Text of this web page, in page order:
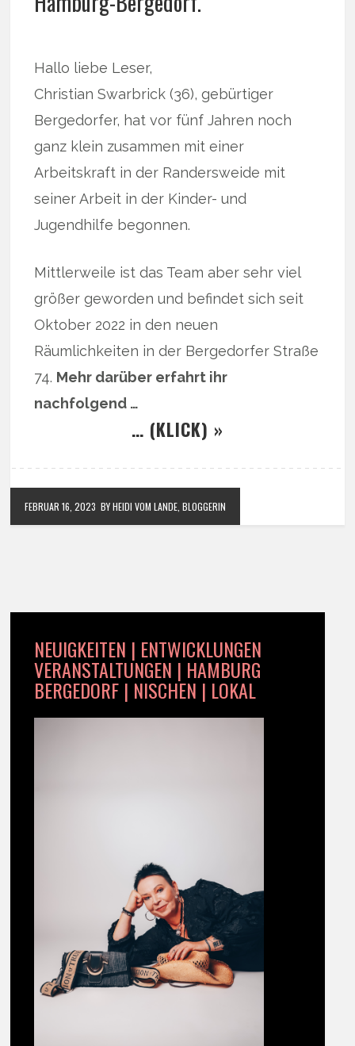
Hallo liebe Leser,
Christian Swarbrick (36), gebürtiger
Bergedorfer, hat vor fünf Jahren noch
ganz klein zusammen mit einer
Arbeitskraft in der Randersweide mit
seiner Arbeit in der Kinder- und
Jugendhilfe begonnen.
Mittlerweile ist das Team aber sehr viel
größer geworden und befindet sich seit
Oktober 2022 in den neuen
Räumlichkeiten in der Bergedorfer Straße
74. Mehr darüber erfahrt ihr
nachfolgend …
… (KLICK) »
FEBRUAR 16, 2023 BY HEIDI VOM LANDE, BLOGGERIN
NEUIGKEITEN | ENTWICKLUNGEN
VERANSTALTUNGEN | HAMBURG
BERGEDORF | NISCHEN | LOKAL